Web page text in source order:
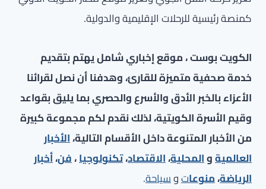
كمنصة رئيسية للرحلات الإقليمية والدولية.
الكويت بوست ، موقع إخباري شامل يهتم بتقديم
خدمة صحفية متميزة للقارئ، وهدفنا أن نصل لقرائنا
الأعزاء بالخبر الأدق والأسرع والحصري بما يليق بقواعد
وقيم الأسرة الكويتية، لذلك نقدم لكم مجموعة كبيرة
من الأخبار المتنوعة داخل الأقسام التالية،الأخبار
العالميةوالمحلية،الاقتصاد،تكنولوجيا،فن،أخبار
الرياضة،منوعاتوسياحة.